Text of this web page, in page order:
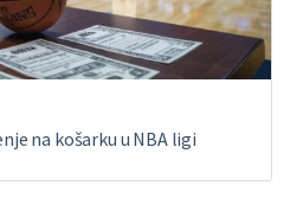
na košarku u NBA ligi